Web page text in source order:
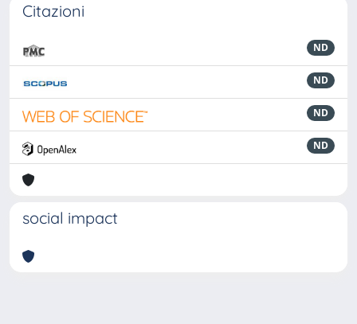
Citazioni
ND
ND
ND
ND
social impact